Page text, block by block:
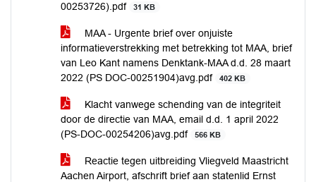
00253726).pdf
31 KB
MAA - Urgente brief over onjuiste
informatieverstrekking met betrekking tot MAA, brief
van Leo Kant namens Denktank-MAA d.d. 28 maart
2022 (PS DOC-00251904)avg.pdf
402 KB
Klacht vanwege schending van de integriteit
door de directie van MAA, email d.d. 1 april 2022
(PS-DOC-00254206)avg.pdf
566 KB
Reactie tegen uitbreiding Vliegveld Maastricht
Aachen Airport, afschrift brief aan statenlid Ernst